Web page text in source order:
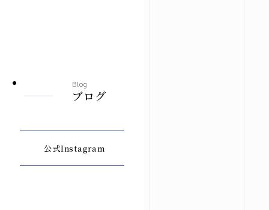
Blog
ブログ
公式Instagram